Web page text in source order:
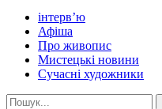
інтерв’ю
Афіша
Про живопис
Мистецькі новини
Сучасні художники